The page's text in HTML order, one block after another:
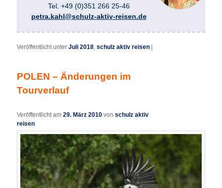
Tel. +49 (0)351 266 25-46
petra.kahl@schulz-aktiv-reisen.de
Veröffentlicht unter Juli 2018 ,schulz aktiv reisen |
POLEN – Änderungen im
Tourverlauf
Veröffentlicht am29. März 2010 vonschulz aktiv
reisen